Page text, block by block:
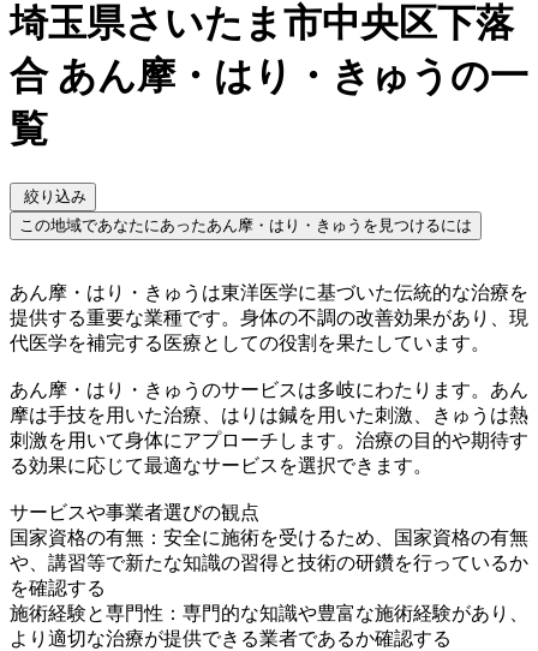
埼玉県さいたま市中央区下落
合 あん摩・はり・きゅうの一
覧
絞り込み
この地域であなたにあったあん摩・はり・きゅうを見つけるには
あん摩・はり・きゅうは東洋医学に基づいた伝統的な治療を
提供する重要な業種です。身体の不調の改善効果があり、現
代医学を補完する医療としての役割を果たしています。
あん摩・はり・きゅうのサービスは多岐にわたります。あん
摩は手技を用いた治療、はりは鍼を用いた刺激、きゅうは熱
刺激を用いて身体にアプローチします。治療の目的や期待す
る効果に応じて最適なサービスを選択できます。
サービスや事業者選びの観点
国家資格の有無：安全に施術を受けるため、国家資格の有無
や、講習等で新たな知識の習得と技術の研鑽を行っているか
を確認する
施術経験と専門性：専門的な知識や豊富な施術経験があり、
より適切な治療が提供できる業者であるか確認する